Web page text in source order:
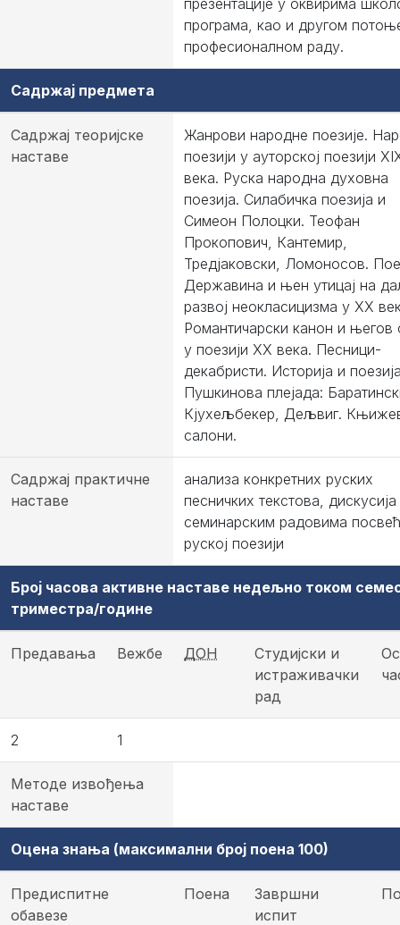
презентације у оквирима
програма, као и другом
професионалном раду.
Садржај предмета
Садржај теоријске
наставе
Жанрови народне поезије.
поезији у ауторској поезији
века. Руска народна духовна
поезија. Силабичка поезија и
Симеон Полоцки. Теофан
Прокопович, Кантемир,
Тредјаковски, Ломоносов.
Державина и њен утицај на
развој неокласицизма у ХХ
Романтичарски канон и његов
у поезији ХХ века. Песници-
декабристи. Историја и
Пушкинова плејада:
Кјухељбекер, Дељвиг.
салони.
Садржај практичне
наставе
анализа конкретних руских
песничких текстова,
семинарским радовима
руској поезији
Број часова активне наставе недељно током
триместра/године
Предавања Вежбе ДОН
Студијски и
истраживачки
рад
2 1
Методе извођења
наставе
Оцена знања (максимални број поена 100)
Предиспитне
обавезе
Поена
Завршни
испит